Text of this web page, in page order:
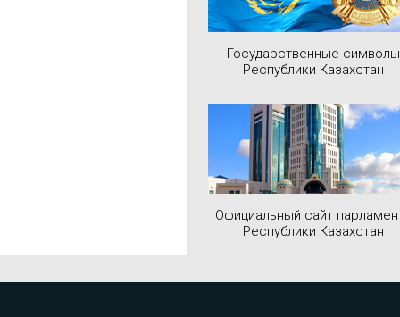
Государственные символы
Республики Казахстан
Официальный сайт
Республики Казахстан